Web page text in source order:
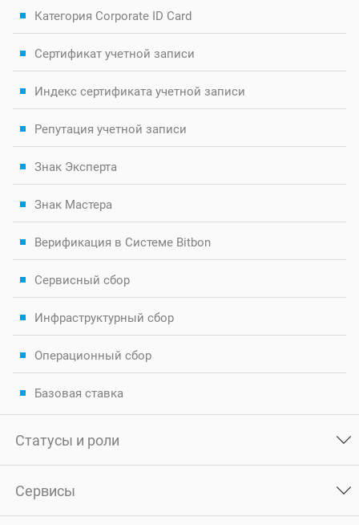
Категория Corporate ID Card
Сертификат учетной записи
Индекс сертификата учетной записи
Репутация учетной записи
Знак Эксперта
Знак Мастера
Верификация в Системе Bitbon
Сервисный сбор
Инфраструктурный сбор
Операционный сбор
Базовая ставка
Статусы и роли
Сервисы